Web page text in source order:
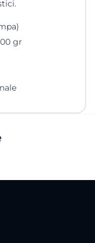
gr